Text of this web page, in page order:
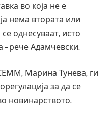
во која не е
нема втората или
однесуваат, исто
– рече Адамчевски.
Марина Тунева, ги
за да се
новинарството.